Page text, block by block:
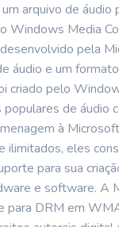
arquivo de áudio
Windows Media
pela
áudio e um
criado pelo
de áudio
à
ilimitados, eles
para sua
e software. A
para DRM em